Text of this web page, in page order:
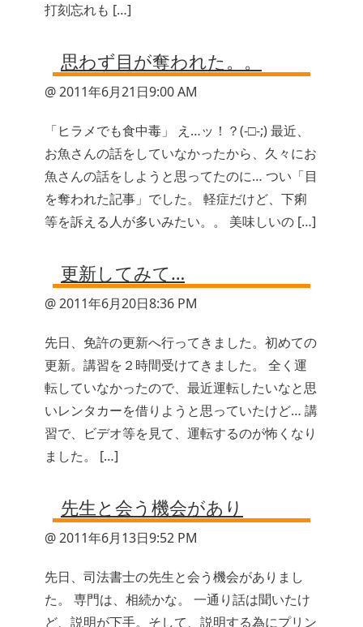
打刻忘れも […]
思わず目が奪われた。。
@ 2011年6月21日9:00 AM
「ヒラメでも食中毒」 え…ッ！？(-□-;) 最近、
お魚さんの話をしていなかったから、久々にお
魚さんの話をしようと思ってたのに… つい「目
を奪われた記事」でした。 軽症だけど、下痢
等を訴える人が多いみたい。。 美味しいの […]
更新してみて…
@ 2011年6月20日8:36 PM
先日、免許の更新へ行ってきました。初めての
更新。講習を２時間受けてきました。 全く運
転していなかったので、最近運転したいなと思
いレンタカーを借りようと思っていたけど… 講
習で、ビデオ等を見て、運転するのが怖くなり
ました。 […]
先生と会う機会があり
@ 2011年6月13日9:52 PM
先日、司法書士の先生と会う機会がありまし
た。 専門は、相続かな。 一通り話は聞いたけ
ど、説明が下手。そして、説明する為にプリン